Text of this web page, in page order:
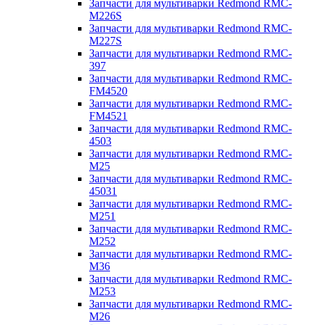
Запчасти для мультиварки Redmond RMC-
M226S
Запчасти для мультиварки Redmond RMC-
M227S
Запчасти для мультиварки Redmond RMC-
397
Запчасти для мультиварки Redmond RMC-
FM4520
Запчасти для мультиварки Redmond RMC-
FM4521
Запчасти для мультиварки Redmond RMC-
4503
Запчасти для мультиварки Redmond RMC-
M25
Запчасти для мультиварки Redmond RMC-
45031
Запчасти для мультиварки Redmond RMC-
M251
Запчасти для мультиварки Redmond RMC-
M252
Запчасти для мультиварки Redmond RMC-
M36
Запчасти для мультиварки Redmond RMC-
M253
Запчасти для мультиварки Redmond RMC-
M26